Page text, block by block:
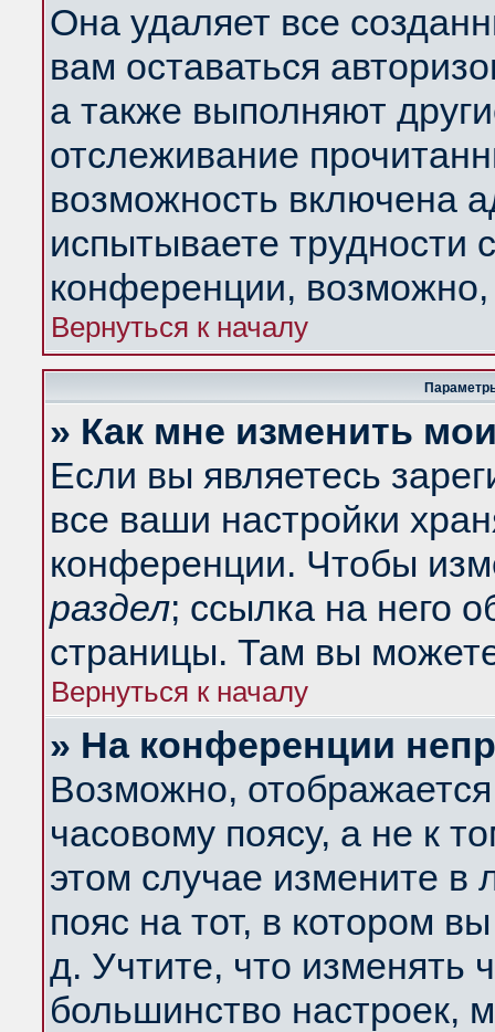
Она удаляет все
вам оставаться
а также выполняют
отслеживание
возможность включена
испытываете трудности
конференции,
Вернуться к началу
» Как мне изменить
Если вы являетесь
все ваши настройки
конференции. Чтобы
раздел; ссылка на него
страницы. Там вы
Вернуться к началу
» На конференции
Возможно,
часовому поясу, а не к
этом случае измените в
пояс на тот, в котором
д. Учтите, что изменять
большинство настроек,